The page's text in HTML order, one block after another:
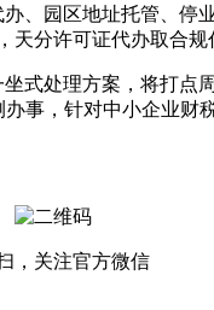
、园区地址托管、
分许可证代办取合
处理方案，将打点
，针对中小企业财
，关注官方微信